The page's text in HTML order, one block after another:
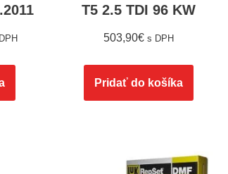
T5 2.5 TDI 96 KW
503,90€ s DPH
Pridať do košíka